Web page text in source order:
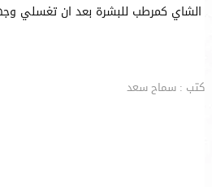
الشاي كمرطب للبشرة بعد ان تغسلي
كتب : سماح سعد